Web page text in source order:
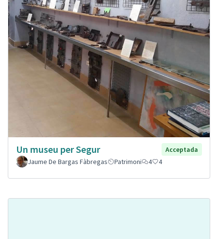
Un museu per Segur
Acceptada
Jaume De Bargas Fàbregas
Patrimoni 4 4